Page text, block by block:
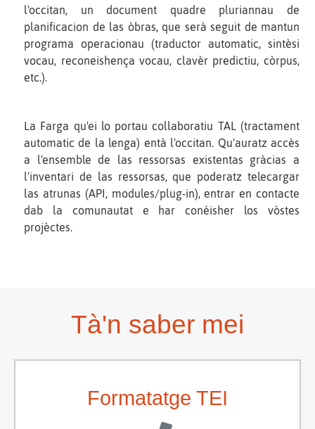
l'occitan, un document quadre pluriannau de
planificacion de las òbras, que serà seguit de mantun
programa operacionau (traductor automatic, sintèsi
vocau, reconeishença vocau, clavèr predictiu, còrpus,
etc.).
La Farga qu'ei lo portau collaboratiu TAL (tractament
automatic de la lenga) entà l'occitan. Qu'auratz accès
a l'ensemble de las ressorsas existentas gràcias a
l'inventari de las ressorsas, que poderatz telecargar
las atrunas (API, modules/plug-in), entrar en contacte
dab la comunautat e har conéisher los vòstes
projèctes.
Tà'n saber mei
Formatatge TEI